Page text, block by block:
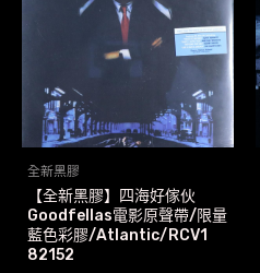
全新黑膠
【全新黑膠】四海好傢伙
Goodfellas電影原聲帶/限量
藍色彩膠/Atlantic/RCV1
82152